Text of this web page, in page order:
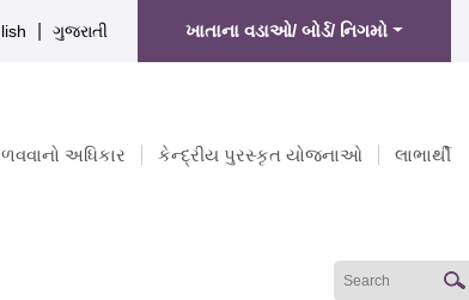
ગુજરાતી ખાતાના વડાઓ/ બોર્ડ/ નિગમો
અધિકાર કેન્દ્રીય પુરસ્કૃત યોજનાઓ લાભાર્થી